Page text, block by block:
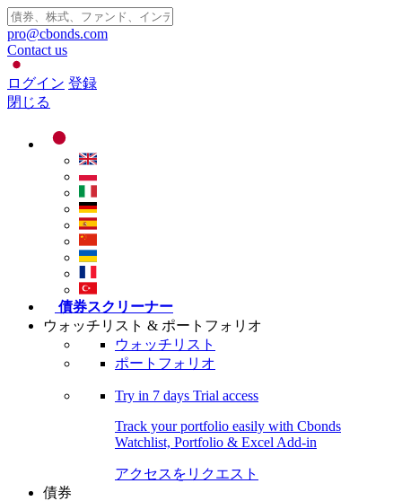
pro@cbonds.com
Contact us
ログイン 登録
閉じる
債券スクリーナー
ウォッチリスト & ポートフォリオ
ウォッチリスト
ポートフォリオ
Try in 7 days Trial access
Track your portfolio easily with Cbonds
Watchlist, Portfolio & Excel Add-in
アクセスをリクエスト
債券